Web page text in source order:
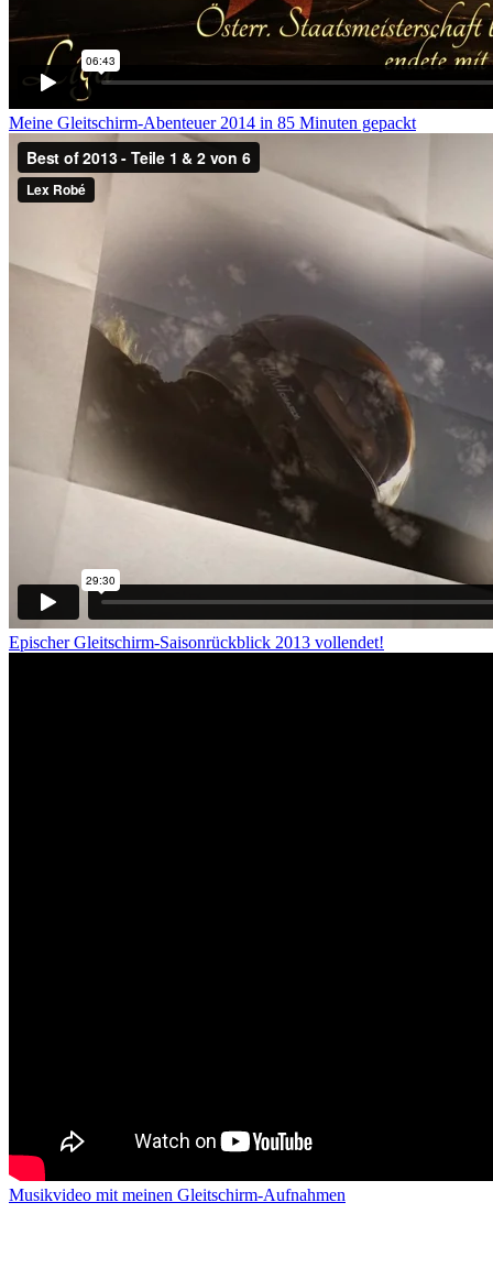
Meine Gleitschirm-Abenteuer 2014 in 85 Minuten gepackt
Epischer Gleitschirm-Saisonrückblick 2013 vollendet!
Musikvideo mit meinen Gleitschirm-Aufnahmen